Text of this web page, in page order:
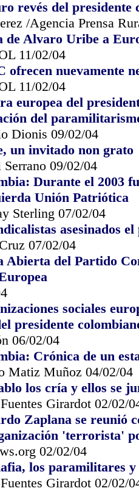
revés del presidente
/Agencia Prensa
de Alvaro Uribe a
11/02/04
ofrecen nuevamente
11/02/04
europea del
del
Dionis 09/02/04
un invitado non grato
Serrano 09/02/04
Durante el 2003
Unión Patriótica
Sterling 07/02/04
asesinados
07/02/04
Abierta del Partido
sociales
presidente
06/02/04
Crónica de un
Matiz Muñoz 04/02/04
los cría y ellos se
Girardot 02/02/
Zaplana se reunió
'terrorista'
02/02/04
los paramilitares
Girardot 02/02/